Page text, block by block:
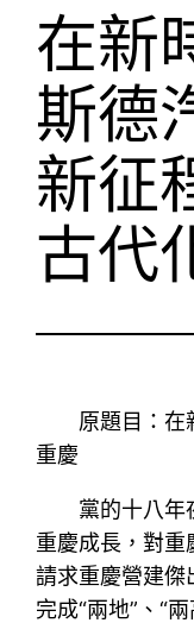
在新
斯德
新征
古代
原題目：在
重慶
黨的十八年
重慶成長，對重
請求重慶營建傑
完成“兩地”、“